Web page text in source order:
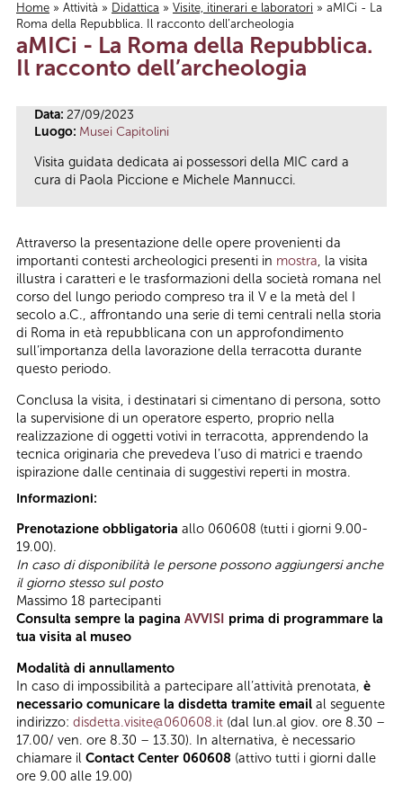
Tu sei qui
Home » Attività » Didattica » Visite, itinerari e laboratori » aMICi - La
Roma della Repubblica. Il racconto dell’archeologia
aMICi - La Roma della Repubblica.
Il racconto dell’archeologia
Data: 27/09/2023
Luogo: Musei Capitolini
Visita guidata dedicata ai possessori della MIC card a
cura di Paola Piccione e Michele Mannucci.
Attraverso la presentazione delle opere provenienti da
importanti contesti archeologici presenti in mostra, la visita
illustra i caratteri e le trasformazioni della società romana nel
corso del lungo periodo compreso tra il V e la metà del I
secolo a.C., affrontando una serie di temi centrali nella storia
di Roma in età repubblicana con un approfondimento
sull’importanza della lavorazione della terracotta durante
questo periodo.
Conclusa la visita, i destinatari si cimentano di persona, sotto
la supervisione di un operatore esperto, proprio nella
realizzazione di oggetti votivi in terracotta, apprendendo la
tecnica originaria che prevedeva l’uso di matrici e traendo
ispirazione dalle centinaia di suggestivi reperti in mostra.
Informazioni:
Prenotazione obbligatoria allo 060608 (tutti i giorni 9.00-
19.00).
In caso di disponibilità le persone possono aggiungersi anche
il giorno stesso sul posto
Massimo 18 partecipanti
Consulta sempre la pagina AVVISI prima di programmare la
tua visita al museo
Modalità di annullamento
In caso di impossibilità a partecipare all’attività prenotata, è
necessario comunicare la disdetta tramite email al seguente
indirizzo: disdetta.visite@060608.it (dal lun.al giov. ore 8.30 –
17.00/ ven. ore 8.30 – 13.30). In alternativa, è necessario
chiamare il Contact Center 060608 (attivo tutti i giorni dalle
ore 9.00 alle 19.00)